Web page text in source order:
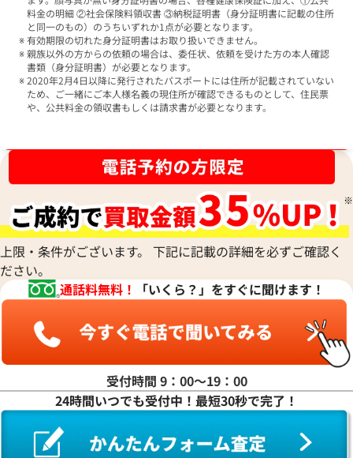
料金の明細 ②社会保険料領収書 ③納税証明書（身分証明書に記載の住所
と同一のもの）のうちいずれか1点が必要となります。
有効期限の切れた身分証明書はお取り扱いできません。
親族以外の方からの依頼の場合は、委任状、依頼を受けた方の本人確認
書類（身分証明書）が必要となります。
2020年2月4日以降に発行されたパスポートには住所が記載されていない
ため、ご一緒にご本人様名義の現住所が確認できるものとして、住民票
や、公共料金の領収書もしくは請求書が必要となります。
上限・条件がございます。 下記に記載の詳細を必ずご確認く
ださい。
通話料無料！
「いくら？」をすぐに聞けます！
受付時間 9：00〜19：00
24時間いつでも受付中！最短30秒で完了！